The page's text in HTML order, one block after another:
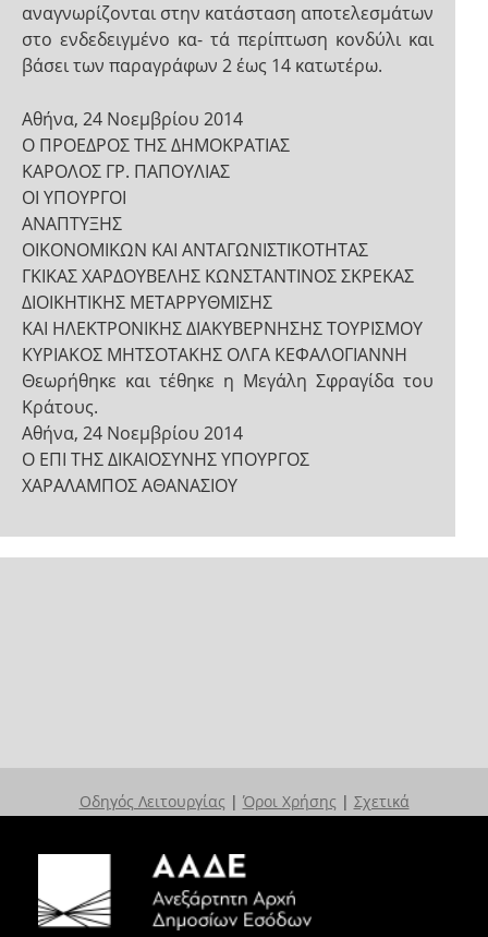
αναγνωρίζονται στην κατάσταση αποτελεσμάτων
στο ενδεδειγμένο κα- τά περίπτωση κονδύλι και
βάσει των παραγράφων 2 έως 14 κατωτέρω.
Αθήνα, 24 Νοεμβρίου 2014
Ο ΠΡΟΕΔΡΟΣ ΤΗΣ ΔΗΜΟΚΡΑΤΙΑΣ
ΚΑΡΟΛΟΣ ΓΡ. ΠΑΠΟΥΛΙΑΣ
ΟΙ ΥΠΟΥΡΓΟΙ
ΑΝΑΠΤΥΞΗΣ
ΟΙΚΟΝΟΜΙΚΩΝ ΚΑΙ ΑΝΤΑΓΩΝΙΣΤΙΚΟΤΗΤΑΣ
ΓΚΙΚΑΣ ΧΑΡΔΟΥΒΕΛΗΣ ΚΩΝΣΤΑΝΤΙΝΟΣ ΣΚΡΕΚΑΣ
ΔΙΟΙΚΗΤΙΚΗΣ ΜΕΤΑΡΡΥΘΜΙΣΗΣ
ΚΑΙ ΗΛΕΚΤΡΟΝΙΚΗΣ ΔΙΑΚΥΒΕΡΝΗΣΗΣ ΤΟΥΡΙΣΜΟΥ
ΚΥΡΙΑΚΟΣ ΜΗΤΣΟΤΑΚΗΣ ΟΛΓΑ ΚΕΦΑΛΟΓΙΑΝΝΗ
Θεωρήθηκε και τέθηκε η Μεγάλη Σφραγίδα του
Κράτους.
Αθήνα, 24 Νοεμβρίου 2014
Ο ΕΠΙ ΤΗΣ ΔΙΚΑΙΟΣΥΝΗΣ ΥΠΟΥΡΓΟΣ
ΧΑΡΑΛΑΜΠΟΣ ΑΘΑΝΑΣΙΟΥ
Οδηγός Λειτουργίας | Όροι Χρήσης | Σχετικά